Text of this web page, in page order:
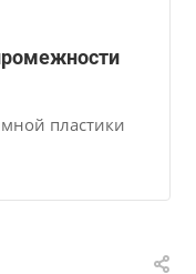
пластики